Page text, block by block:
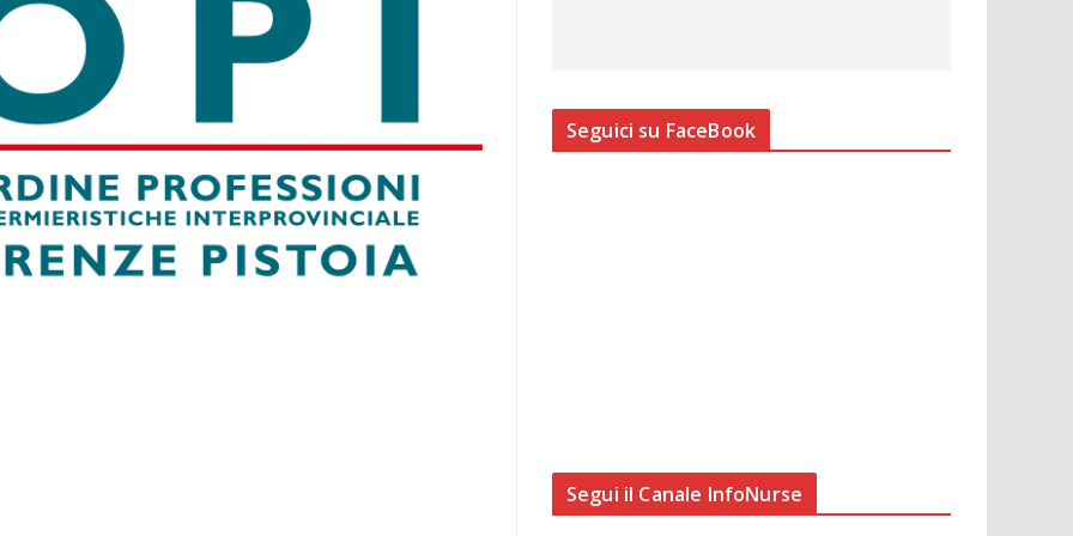
Seguici su FaceBook
Segui il Canale InfoNurse